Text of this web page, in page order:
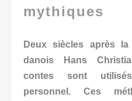
mythiques
Deux siècles après
danois Hans
contes sont
personnel. Ces